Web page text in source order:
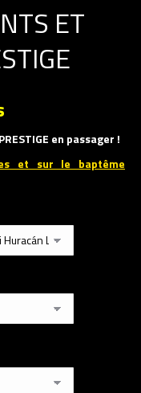
ET
en passager !
et sur le baptême